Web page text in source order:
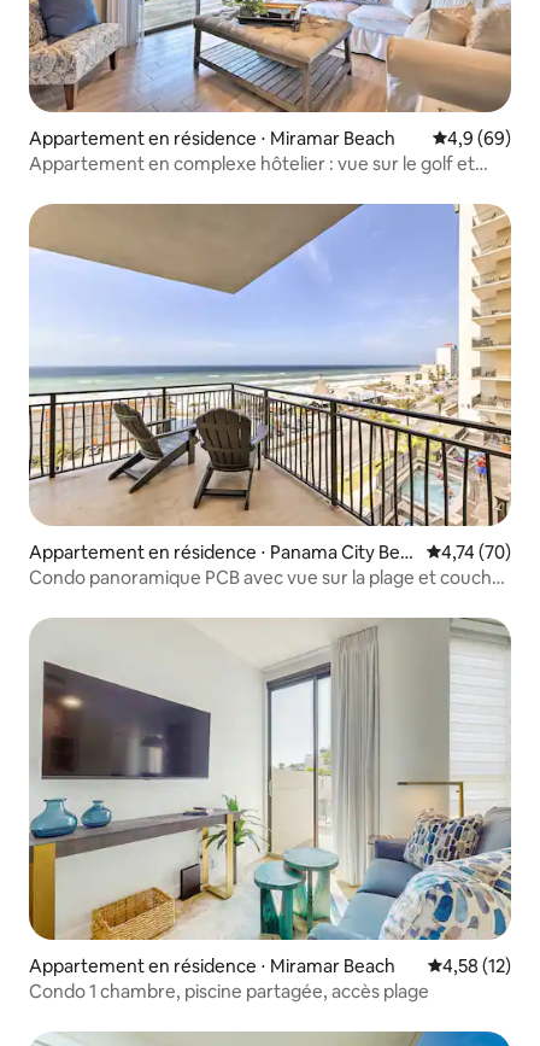
Appartement en résidence ⋅ Miramar Beach Évaluation
4,9 (69)
Appartement en complexe hôtelier : vue sur le golf et
Appartement en résidence ⋅ Panama City Bea
ch
Évaluation
4,74 (70)
Condo panoramique PCB avec vue sur la plage et coucher
Appartement en résidence ⋅ Miramar Beach Évaluation
4,58 (12)
Condo 1 chambre, piscine partagée, accès plage